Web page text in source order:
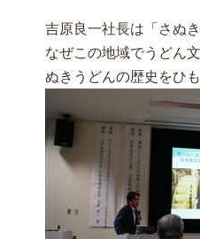
吉原良一社長は「さぬ
なぜこの地域でうどん
ぬきうどんの歴史をひ